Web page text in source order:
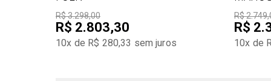
R$ 3.298,00
R$ 2.803,30
10x de R$ 280,33 sem juros
R$
R$
10x de